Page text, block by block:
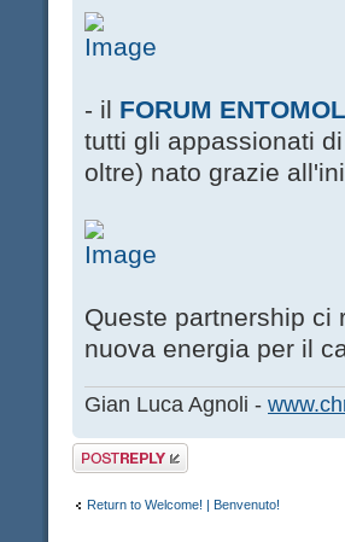
- il FORUM
tutti gli appassionati
oltre) nato grazie
Queste partnership ci
nuova energia per il
Gian Luca Agnoli -
Post a reply
Return to Welcome! | Benvenuto!